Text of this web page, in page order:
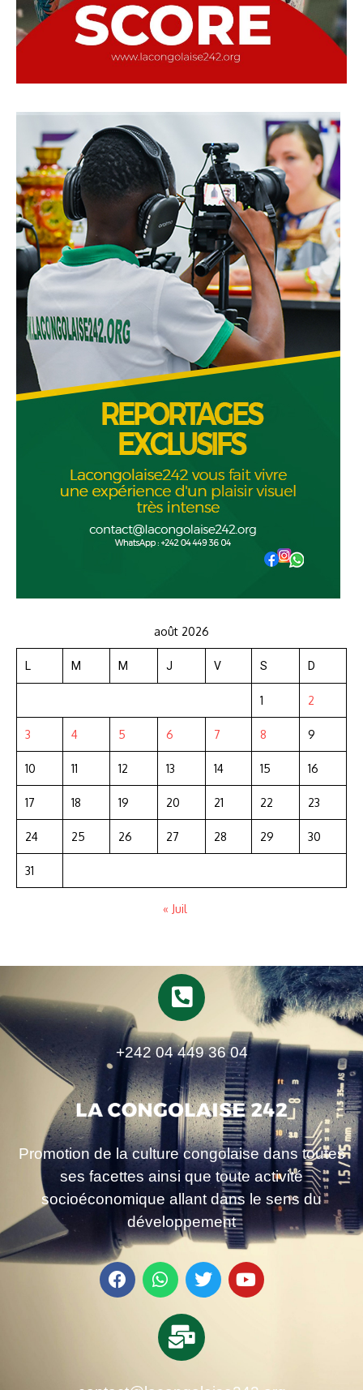
août 2026
L M M J V S D
1 2
3 4 5 6 7 8 9
10 11 12 13 14 15 16
17 18 19 20 21 22 23
24 25 26 27 28 29 30
31
« Juil
+242 04 449 36 04
Promotion de la culture congolaise dans toutes
ses facettes ainsi que toute activité
socioéconomique allant dans le sens du
développement